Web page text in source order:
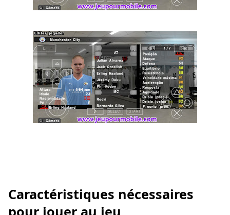
Caractéristiques nécessaires
pour jouer au jeu